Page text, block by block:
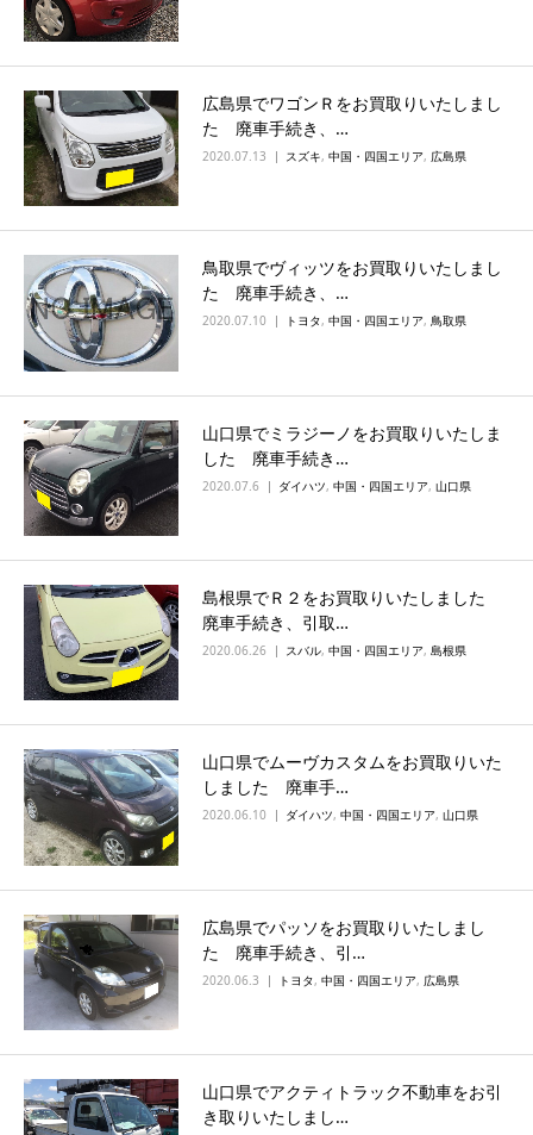
広島県でワゴンＲをお買取りいたしまし
た 廃車手続き、…
2020.07.13 スズキ, 中国・四国エリア, 広島県
鳥取県でヴィッツをお買取りいたしまし
た 廃車手続き、…
2020.07.10 トヨタ, 中国・四国エリア, 鳥取県
山口県でミラジーノをお買取りいたしま
した 廃車手続き…
2020.07.6 ダイハツ, 中国・四国エリア, 山口県
島根県でＲ２をお買取りいたしました
廃車手続き、引取…
2020.06.26 スバル, 中国・四国エリア, 島根県
山口県でムーヴカスタムをお買取りいた
しました 廃車手…
2020.06.10 ダイハツ, 中国・四国エリア, 山口県
広島県でパッソをお買取りいたしまし
た 廃車手続き、引…
2020.06.3 トヨタ, 中国・四国エリア, 広島県
山口県でアクティトラック不動車をお引
き取りいたしまし…